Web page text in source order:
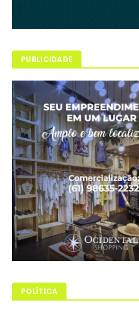
PUBLICIDADE
POLÍTICA